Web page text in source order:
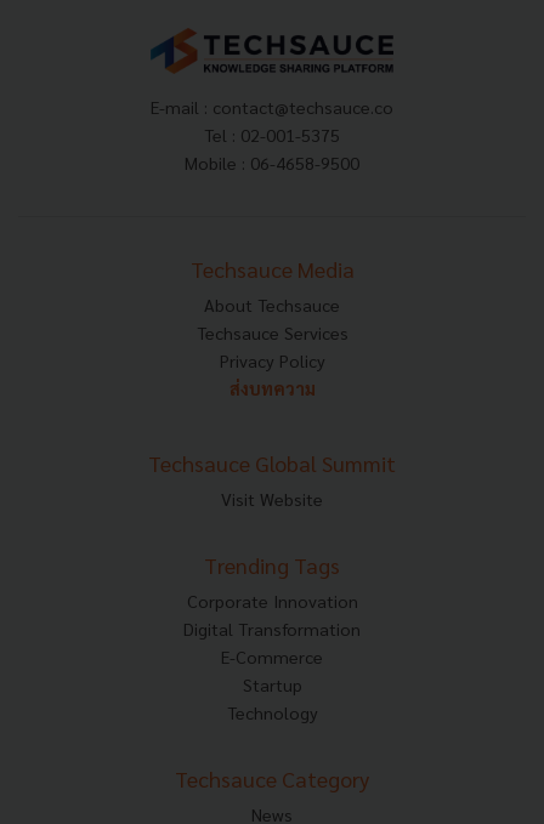
E-mail : contact@techsauce.co
Tel : 02-001-5375
Mobile : 06-4658-9500
Techsauce Media
About Techsauce
Techsauce Services
Privacy Policy
ส่งบทความ
Techsauce Global Summit
Visit Website
Trending Tags
Corporate Innovation
Digital Transformation
E-Commerce
Startup
Technology
Techsauce Category
News